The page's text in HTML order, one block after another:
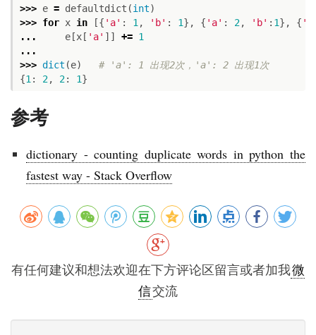
>>> e = defaultdict (int)
>>> for x in [{ 'a' : 1 , 'b' : 1}, { 'a' : 2, 'b' : 1}, {
...
e [x [ 'a' ]] += 1
...
>>> dict (e)
# 'a': 1 出现2次，'a': 2 出现1次
{1 : 2, 2: 1}
参考
dictionary - counting duplicate words in python the
fastest way - Stack Overflow
有任何建议和想法欢迎在下方评论区留言或者加我微
信交流